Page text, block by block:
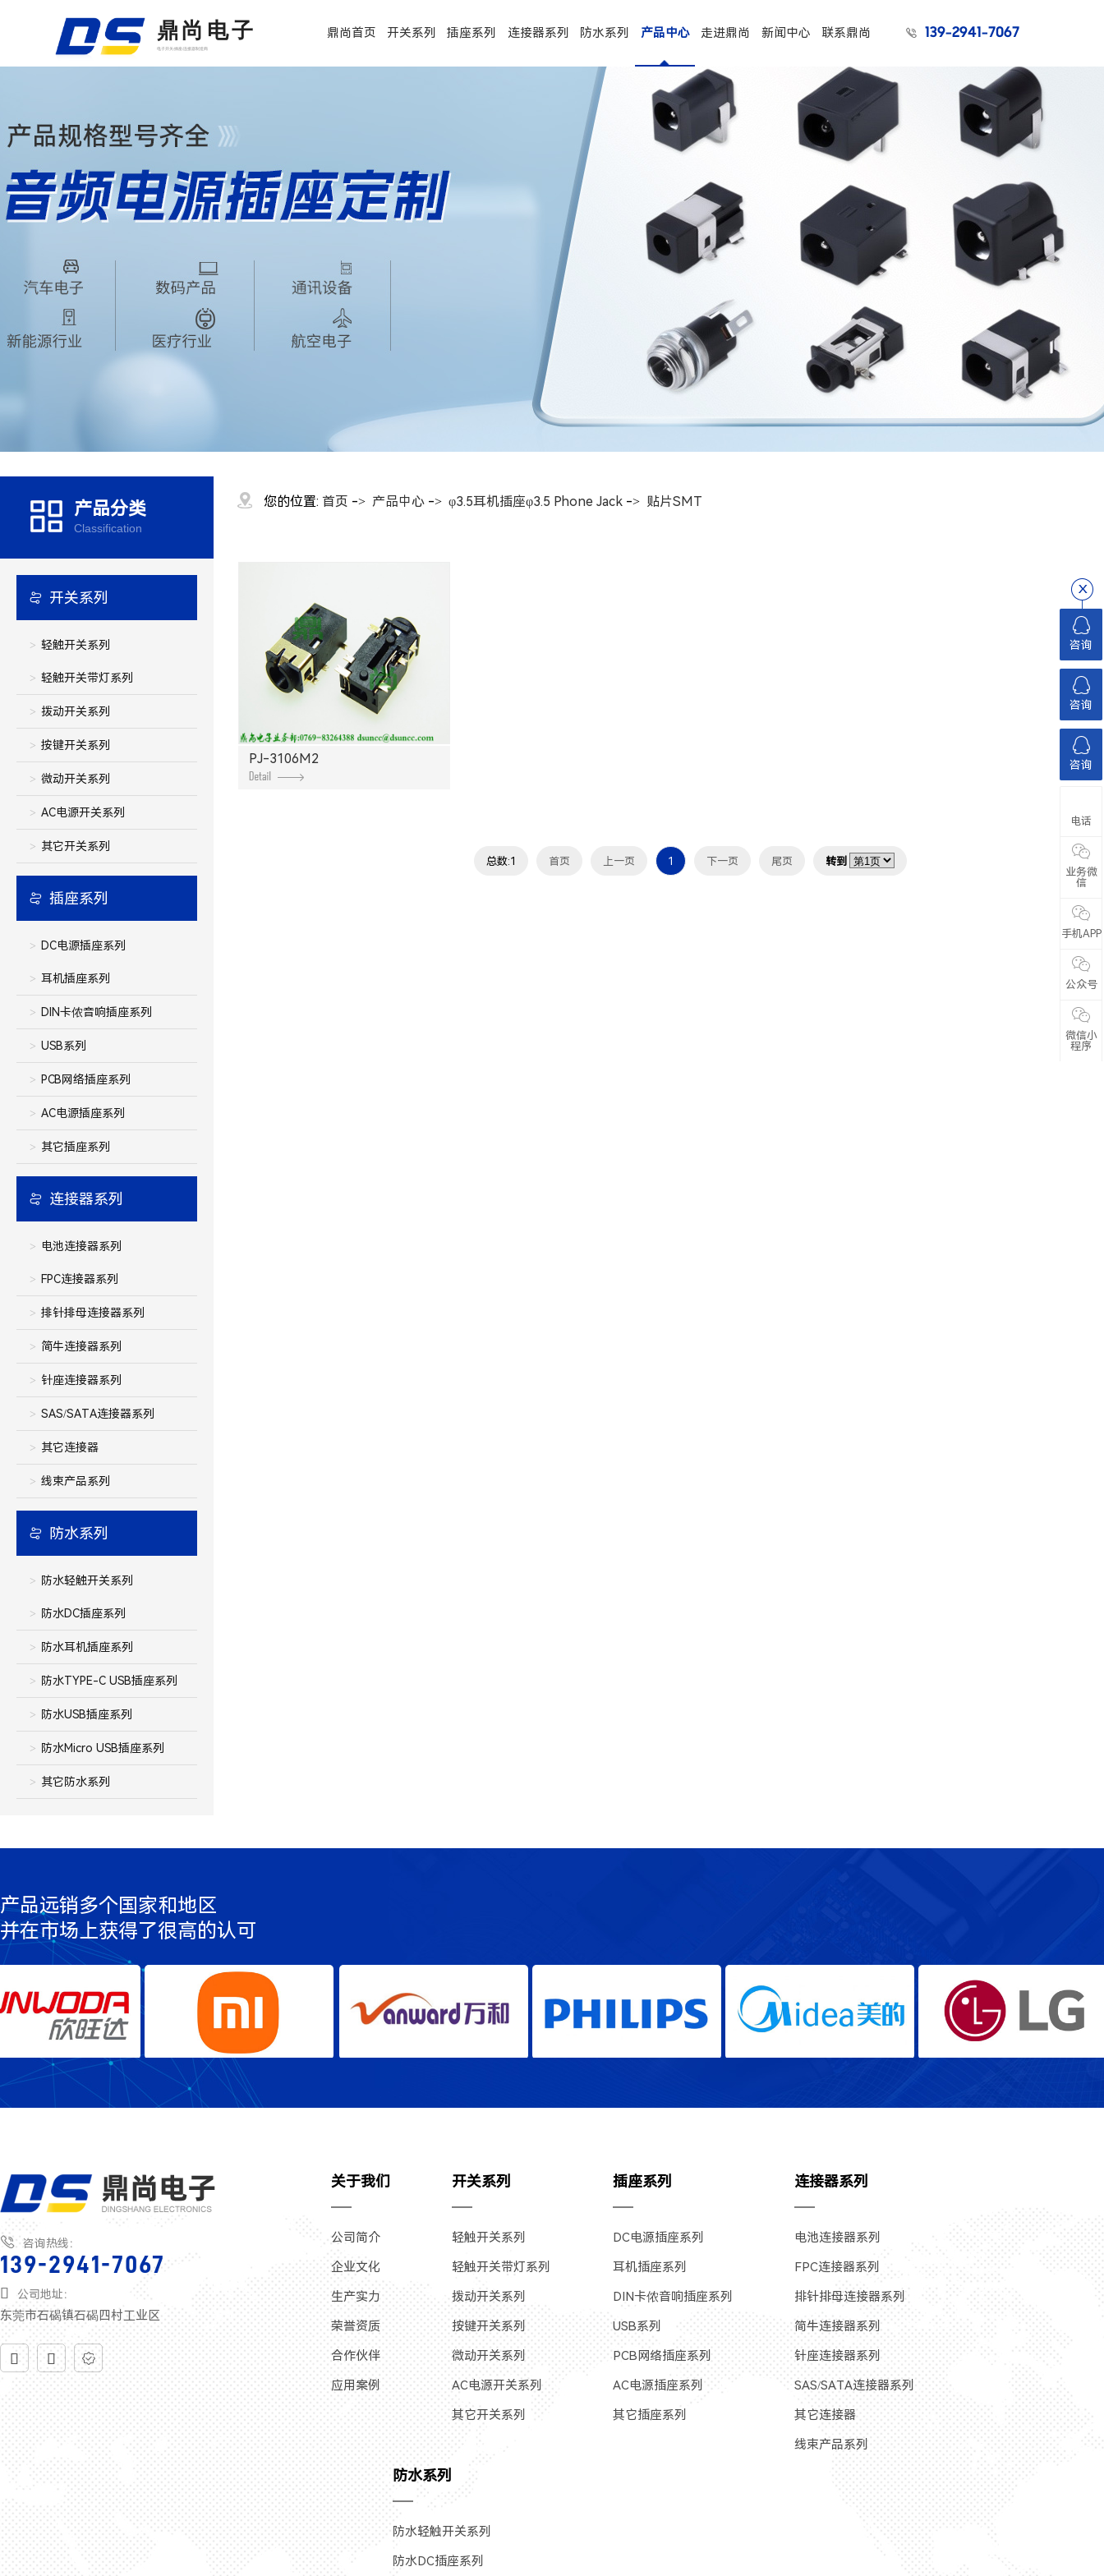
鼎尚电子
电子开关/插座/连接器制造商
鼎尚首页 开关系列 插座系列 连接器系列 防水系列 产品中心 走进鼎尚 新闻中心 联系鼎尚  139-2941-7067
产品分类
Classification
开关系列
轻触开关系列
轻触开关带灯系列
拨动开关系列
按键开关系列
微动开关系列
AC电源开关系列
其它开关系列
插座系列
DC电源插座系列
耳机插座系列
DIN卡侬音响插座系列
USB系列
PCB网络插座系列
AC电源插座系列
其它插座系列
连接器系列
电池连接器系列
FPC连接器系列
排针排母连接器系列
简牛连接器系列
针座连接器系列
SAS/SATA连接器系列
其它连接器
线束产品系列
防水系列
防水轻触开关系列
防水DC插座系列
防水耳机插座系列
防水TYPE-C USB插座系列
防水USB插座系列
防水Micro USB插座系列
其它防水系列
您的位置: 首页 -> 产品中心 -> φ3.5耳机插座φ3.5 Phone Jack -> 贴片SMT
PJ-3106M2
总数:1 首页 上一页 1 下一页 尾页 转到
产品远销多个国家和地区
并在市场上获得了很高的认可
欣旺达
 咨询热线：
139-2941-7067
 公司地址：
东莞市石碣镇石碣四村工业区
  
关于我们
公司简介
企业文化
生产实力
荣誉资质
合作伙伴
应用案例
开关系列
轻触开关系列
轻触开关带灯系列
拨动开关系列
按键开关系列
微动开关系列
AC电源开关系列
其它开关系列
插座系列
DC电源插座系列
耳机插座系列
DIN卡侬音响插座系列
USB系列
PCB网络插座系列
AC电源插座系列
其它插座系列
连接器系列
电池连接器系列
FPC连接器系列
排针排母连接器系列
简牛连接器系列
针座连接器系列
SAS/SATA连接器系列
其它连接器
线束产品系列
防水系列
防水轻触开关系列
防水DC插座系列
咨询
咨询
咨询
电话
业务微
信
手机APP
公众号
微信小
程序